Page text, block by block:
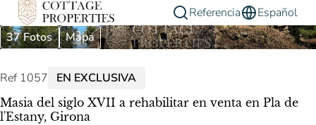
Referencia
Español
37 Fotos
Mapa
Ref 1057 EN EXCLUSIVA
Masia del siglo XVII a rehabilitar en venta en Pla de
l'Estany, Girona